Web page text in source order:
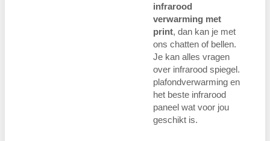
infrarood
verwarming met
print, dan kan je met
ons chatten of bellen.
Je kan alles vragen
over infrarood spiegel.
plafondverwarming en
het beste infrarood
paneel wat voor jou
geschikt is.